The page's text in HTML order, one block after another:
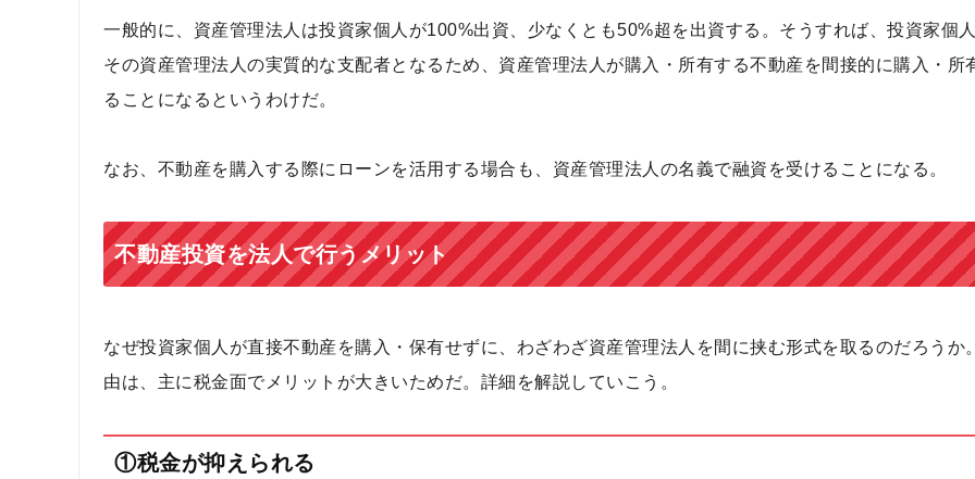
一般的に、資産管理法人は投資家個人が100%出資、少なくとも50%超を出資する。そうすれば、投資家個
その資産管理法人の実質的な支配者となるため、資産管理法人が購入・所有する不動産を間接的に購入・所
ることになるというわけだ。
なお、不動産を購入する際にローンを活用する場合も、資産管理法人の名義で融資を受けることになる。
不動産投資を法人で行うメリット
なぜ投資家個人が直接不動産を購入・保有せずに、わざわざ資産管理法人を間に挟む形式を取るのだろうか
由は、主に税金面でメリットが大きいためだ。詳細を解説していこう。
①税金が抑えられる